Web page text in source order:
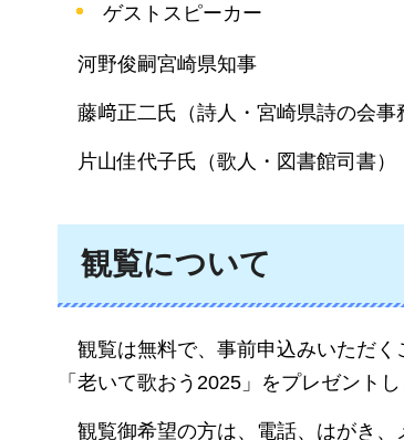
ゲストスピーカー
河野俊嗣宮崎県知事
藤﨑正二氏（詩人・宮崎県詩の会事
片山佳代子氏（歌人・図書館司書）
観覧について
観覧は無料で、事前申込みいただ
「老いて歌おう2025」をプレゼントし
観覧御希望の方は、電話、はがき